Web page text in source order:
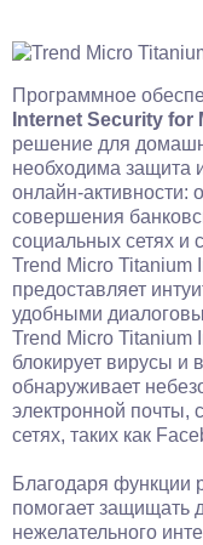
Программное
Internet Security for
решение для
необходима защита
онлайн-активности:
совершения
социальных сетях и
Trend Micro Titanium
предоставляет
удобными
Trend Micro Titanium
блокирует вирусы и
обнаруживает
электронной почты,
сетях, таких как
Благодаря функции
помогает защищать
нежелательного